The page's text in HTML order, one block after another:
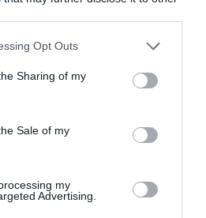
app uses one or more Google
behaviour. You may click to
and its third-party tags to
purposes in below Google
Opt Outs
Sharing of my
Sale of my
my
Advertising.
μέσω των εικόνων είτε
ρόλων είτε προστέθηκαν
ταξίδι σε μια ιστορία, αλλά
των χαρακτήρων. Είναι
των τοπίων. Στον
αφαίρεση των πεζογραφικών